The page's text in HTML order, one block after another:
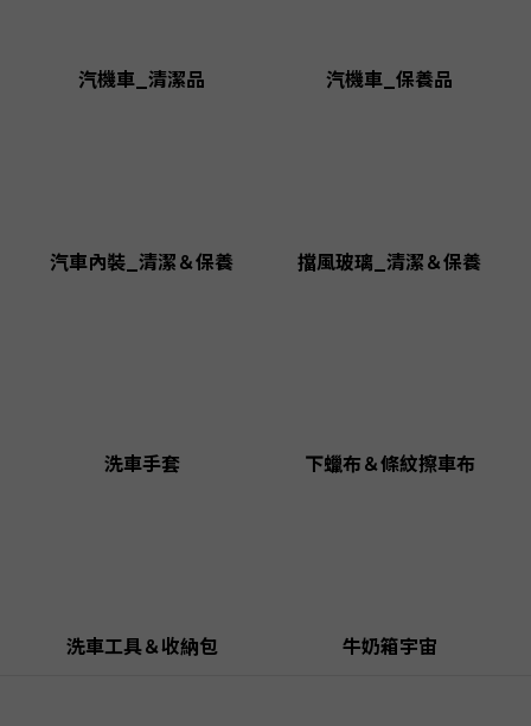
汽機車_清潔品 汽機車_保養品
汽車內裝_清潔＆保養 擋風玻璃_清潔＆保養
洗車手套 下蠟布＆條紋擦車布
洗車工具＆收納包 牛奶箱宇宙